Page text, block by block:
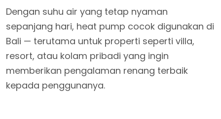
Dengan suhu air yang tetap nyaman
sepanjang hari, heat pump cocok digunakan di
Bali — terutama untuk properti seperti villa,
resort, atau kolam pribadi yang ingin
memberikan pengalaman renang terbaik
kepada penggunanya.